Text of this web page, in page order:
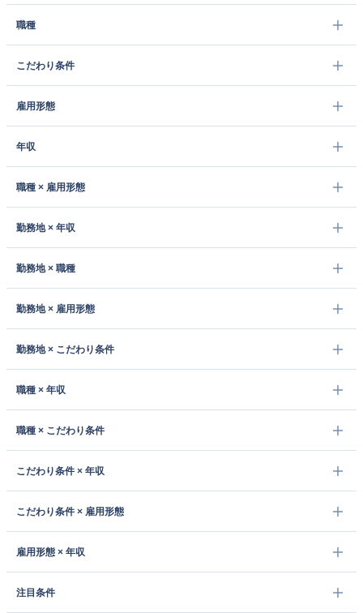
職種
こだわり条件
雇用形態
年収
職種 × 雇用形態
勤務地 × 年収
勤務地 × 職種
勤務地 × 雇用形態
勤務地 × こだわり条件
職種 × 年収
職種 × こだわり条件
こだわり条件 × 年収
こだわり条件 × 雇用形態
雇用形態 × 年収
注目条件